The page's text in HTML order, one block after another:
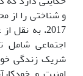
و شناختی را از
اجتماعی شامل
شریک زندگی